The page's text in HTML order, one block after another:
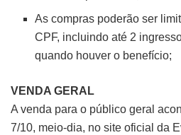
As compras poderão ser
CPF, incluindo até 2
quando houver o benefício;
VENDA GERAL
A venda para o público geral
7/10, meio-dia, no site oficial da